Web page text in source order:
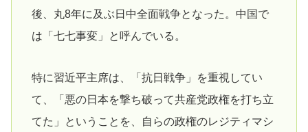
後、丸8年に及ぶ日中全面戦争となった。中国で
は「七七事変」と呼んでいる。
特に習近平主席は、「抗日戦争」を重視してい
て、「悪の日本を撃ち破って共産党政権を打ち立
てた」ということを、自らの政権のレジティマシ